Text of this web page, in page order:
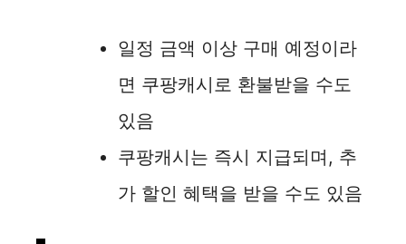
일정 금액 이상 구매 예정이라
면 쿠팡캐시로 환불받을 수도
있음
쿠팡캐시는 즉시 지급되며, 추
가 할인 혜택을 받을 수도 있음